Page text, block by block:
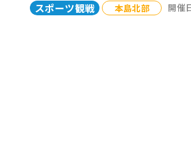
スポーツ観戦 本島北部 開催